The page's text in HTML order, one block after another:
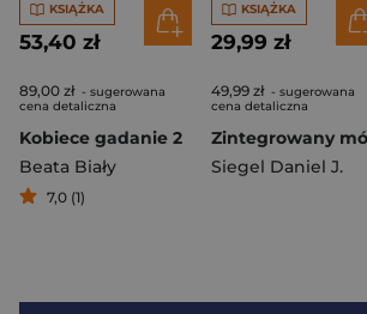
KSIĄŻKA
53,40 zł
89,00 zł - sugerowana
cena detaliczna
Kobiece gadanie 2
Beata Biały
7,0 (1)
KSIĄŻKA
29,99 zł
49,99 zł - sugerowana
cena detaliczna
Siegel Daniel J.